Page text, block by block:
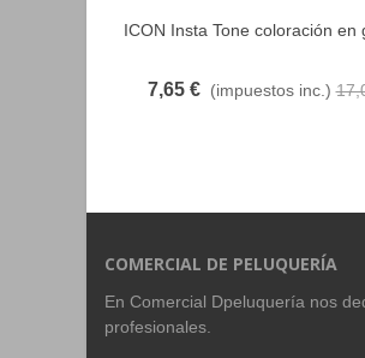
FAVORITO
ICON Insta Tone coloración en
7,65 € (impuestos inc.)
COMERCIAL DE PELUQUERÍA
En Comercial Dpeluquería nos
profesionales.